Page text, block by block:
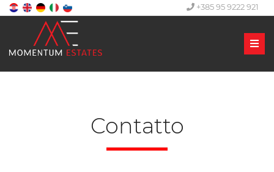
+385 95 9222 921
Contatto